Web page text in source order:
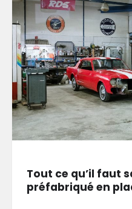
Tout ce qu’il faut
préfabriqué en